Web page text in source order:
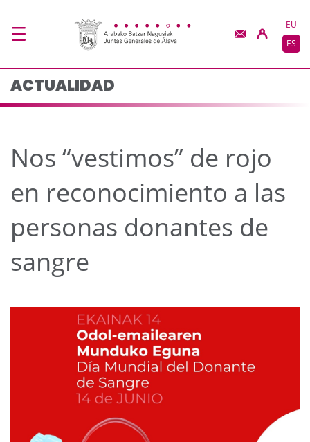
Nos “vestimos” de
EU
ES
ACTUALIDAD
Nos “vestimos” de rojo
en reconocimiento a las
personas donantes de
sangre